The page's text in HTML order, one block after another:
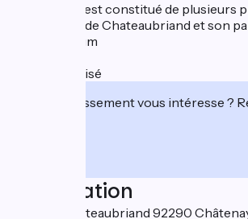
Le domaine est constitué de plusieurs
- La Maison de Chateaubriand et son
- L'Arboretum
- Le parc boisé
Cet établissement vous intéresse ?
Localisation
102, rue Chateaubriand 92290